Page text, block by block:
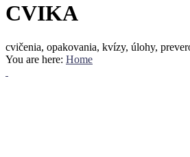
CVIKA
cvičenia, opakovania, kvízy, úlohy,
You are here: Home